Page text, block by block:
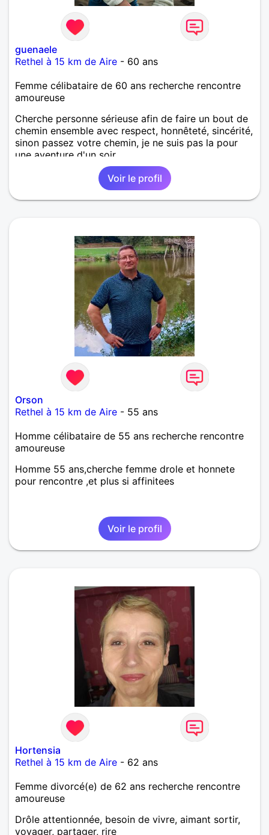
guenaele
Rethel à 15 km de Aire - 60 ans
Femme célibataire de 60 ans recherche rencontre
amoureuse
Cherche personne sérieuse afin de faire un bout de
chemin ensemble avec respect, honnêteté, sincérité,
sinon passez votre chemin, je ne suis pas la pour
une aventure d'un soir..
Voir le profil
Orson
Rethel à 15 km de Aire - 55 ans
Homme célibataire de 55 ans recherche rencontre
amoureuse
Homme 55 ans,cherche femme drole et honnete
pour rencontre ,et plus si affinitees
Voir le profil
Hortensia
Rethel à 15 km de Aire - 62 ans
Femme divorcé(e) de 62 ans recherche rencontre
amoureuse
Drôle attentionnée, besoin de vivre, aimant sortir,
voyager, partager, rire